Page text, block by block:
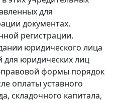
для
документах,
регистрации,
юридического лица
для юридических лиц
формы порядок
оплаты уставного
складочного капитала,